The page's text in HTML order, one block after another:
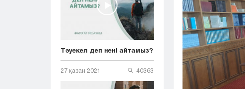
Тәуекел деп нені айтамыз?
27 қазан 2021 40363